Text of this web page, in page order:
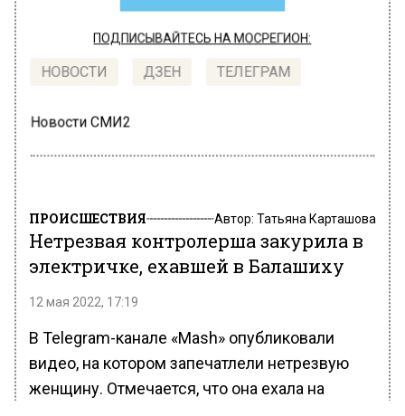
ПОДПИСЫВАЙТЕСЬ НА МОСРЕГИОН:
НОВОСТИ ДЗЕН ТЕЛЕГРАМ
Новости СМИ2
ПРОИСШЕСТВИЯ Автор: Татьяна Карташова
Нетрезвая контролерша закурила в
электричке, ехавшей в Балашиху
12 мая 2022, 17:19
В Telegram-канале «Mash» опубликовали
видео, на котором запечатлели нетрезвую
женщину. Отмечается, что она ехала на